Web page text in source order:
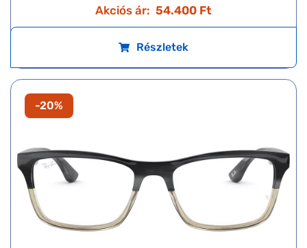
Akciós ár: 54.400 Ft
Részletek
-20%